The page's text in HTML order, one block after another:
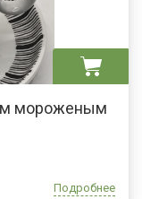
мороженым
Подробнее